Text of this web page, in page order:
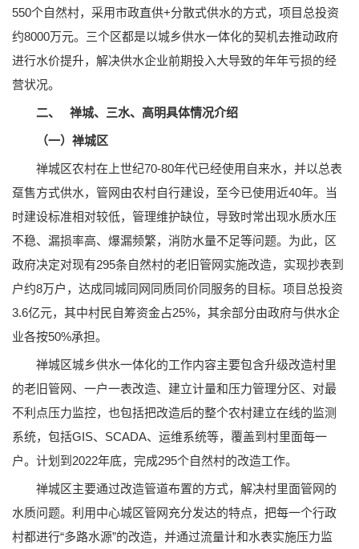
550个自然村，采用市政直供+分散式供水的方式，项目总投资
约8000万元。三个区都是以城乡供水一体化的契机去推动政府
进行水价提升，解决供水企业前期投入大导致的年年亏损的经
营状况。
二、 禅城、三水、高明具体情况介绍
（一）禅城区
禅城区农村在上世纪70-80年代已经使用自来水，并以总表
趸售方式供水，管网由农村自行建设，至今已使用近40年。当
时建设标准相对较低，管理维护缺位，导致时常出现水质水压
不稳、漏损率高、爆漏频繁，消防水量不足等问题。为此，区
政府决定对现有295条自然村的老旧管网实施改造，实现抄表到
户约8万户，达成同城同网同质同价同服务的目标。项目总投资
3.6亿元，其中村民自筹资金占25%，其余部分由政府与供水企
业各按50%承担。
禅城区城乡供水一体化的工作内容主要包含升级改造村里
的老旧管网、一户一表改造、建立计量和压力管理分区、对最
不利点压力监控，也包括把改造后的整个农村建立在线的监测
系统，包括GIS、SCADA、运维系统等，覆盖到村里面每一
户。计划到2022年底，完成295个自然村的改造工作。
禅城区主要通过改造管道布置的方式，解决村里面管网的
水质问题。利用中心城区管网充分发达的特点，把每一个行政
村都进行“多路水源”的改造，并通过流量计和水表实施压力监